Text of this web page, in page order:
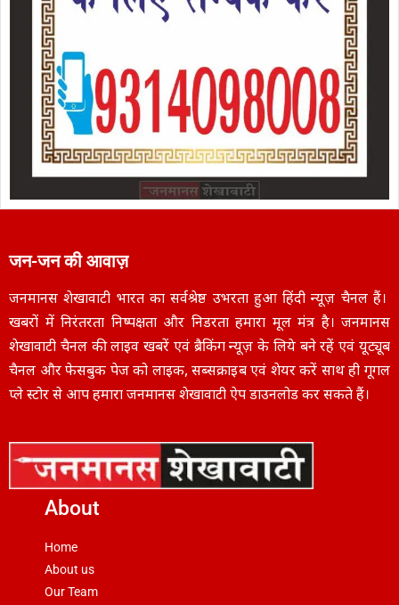
जन-जन की आवाज़
जनमानस शेखावाटी भारत का सर्वश्रेष्ठ उभरता हुआ हिंदी न्यूज़ चैनल हैं।
खबरों में निरंतरता निष्पक्षता और निडरता हमारा मूल मंत्र है। जनमानस
शेखावाटी चैनल की लाइव खबरें एवं ब्रैकिंग न्यूज़ के लिये बने रहें एवं यूट्यूब
चैनल और फेसबुक पेज को लाइक, सब्सक्राइब एवं शेयर करें साथ ही गूगल
प्ले स्टोर से आप हमारा जनमानस शेखावाटी ऐप डाउनलोड कर सकते हैं।
About
Home
About us
Our Team